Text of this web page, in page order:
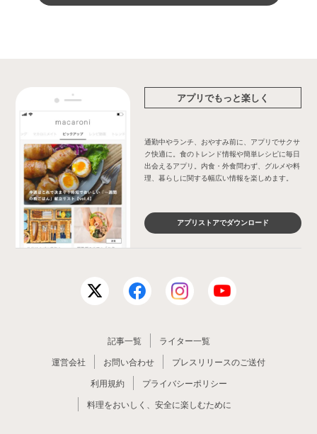
アプリでもっと楽しく
通勤中やランチ、おやすみ前に、アプリでサクサ
ク快適に。食のトレンド情報や簡単レシピに毎日
出会えるアプリ。内食・外食問わず、グルメや料
理、暮らしに関する幅広い情報を楽しめます。
アプリストアでダウンロード
記事一覧
ライター一覧
運営会社
お問い合わせ
プレスリリースのご送付
利用規約
プライバシーポリシー
料理をおいしく、安全に楽しむために